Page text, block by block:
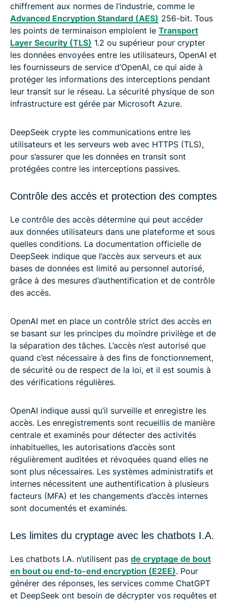
chiffrement aux normes de l’industrie, comme le
Advanced Encryption Standard (AES) 256-bit. Tous
les points de terminaison emploient le Transport
Layer Security (TLS) 1.2 ou supérieur pour crypter
les données envoyées entre les utilisateurs, OpenAI et
les fournisseurs de service d’OpenAI, ce qui aide à
protéger les informations des interceptions pendant
leur transit sur le réseau. La sécurité physique de son
infrastructure est gérée par Microsoft Azure.
DeepSeek crypte les communications entre les
utilisateurs et les serveurs web avec HTTPS (TLS),
pour s’assurer que les données en transit sont
protégées contre les interceptions passives.
Contrôle des accès et protection des comptes
Le contrôle des accès détermine qui peut accéder
aux données utilisateurs dans une plateforme et sous
quelles conditions. La documentation officielle de
DeepSeek indique que l’accès aux serveurs et aux
bases de données est limité au personnel autorisé,
grâce à des mesures d’authentification et de contrôle
des accès.
OpenAI met en place un contrôle strict des accès en
se basant sur les principes du moindre privilège et de
la séparation des tâches. L’accès n’est autorisé que
quand c’est nécessaire à des fins de fonctionnement,
de sécurité ou de respect de la loi, et il est soumis à
des vérifications régulières.
OpenAI indique aussi qu’il surveille et enregistre les
accès. Les enregistrements sont recueillis de manière
centrale et examinés pour détecter des activités
inhabituelles, les autorisations d’accès sont
régulièrement auditées et révoquées quand elles ne
sont plus nécessaires. Les systèmes administratifs et
internes nécessitent une authentification à plusieurs
facteurs (MFA) et les changements d’accès internes
sont documentés et examinés.
Les limites du cryptage avec les chatbots I.A.
Les chatbots I.A. n’utilisent pas de cryptage de bout
en bout ou end-to-end encryption (E2EE). Pour
générer des réponses, les services comme ChatGPT
et DeepSeek ont besoin de décrypter vos requêtes et